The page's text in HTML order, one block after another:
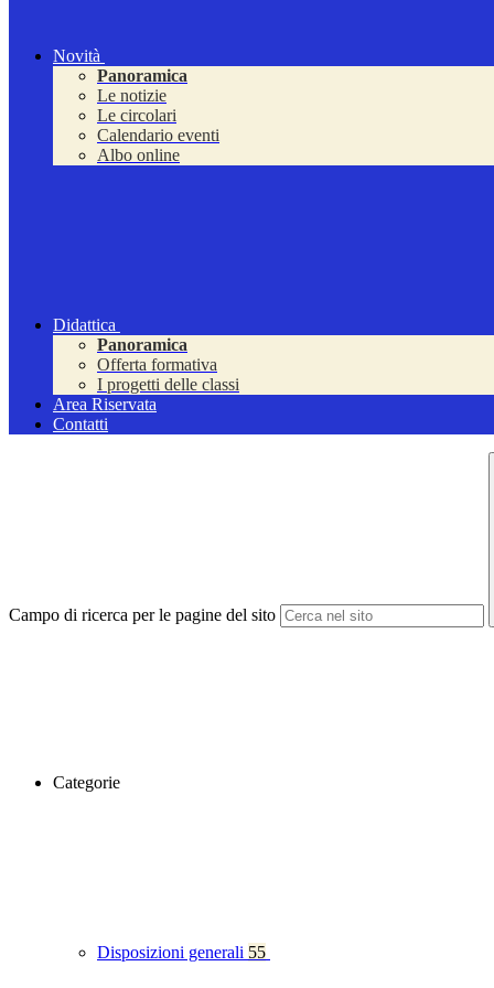
Novità
Panoramica
Le notizie
Le circolari
Calendario eventi
Albo online
Didattica
Panoramica
Offerta formativa
I progetti delle classi
Area Riservata
Contatti
Campo di ricerca per le pagine del sito
Categorie
Disposizioni generali 55